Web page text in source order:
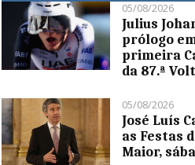
05/08/2026
Julius
prólogo
primeira
da 87.ª
05/08/2026
José Luís
as Festas
Maior,